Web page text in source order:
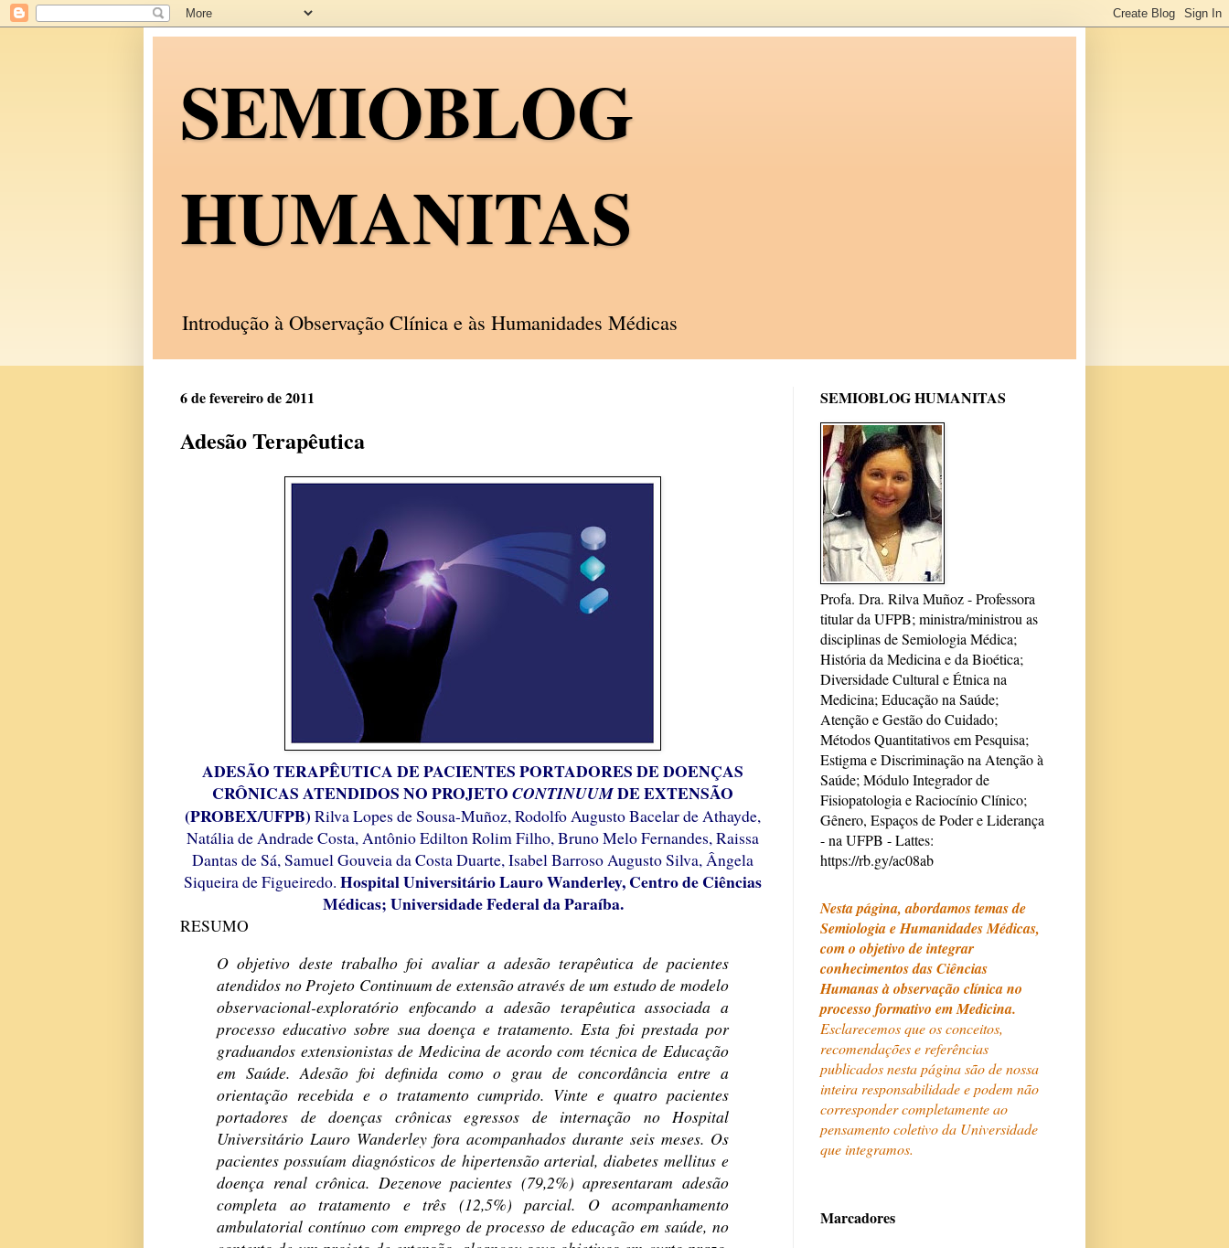
SEMIOBLOG
HUMANITAS
Introdução à Observação Clínica e às Humanidades Médicas
6 de fevereiro de 2011
Adesão Terapêutica
ADESÃO TERAPÊUTICA DE PACIENTES PORTADORES DE DOENÇAS
CRÔNICAS ATENDIDOS NO PROJETO CONTINUUMDE EXTENSÃO
(PROBEX/UFPB) Rilva Lopes de Sousa-Muñoz, Rodolfo Augusto Bacelar de Athayde,
Natália de Andrade Costa, Antônio Edilton Rolim Filho, Bruno Melo Fernandes, Raissa
Dantas de Sá, Samuel Gouveia da Costa Duarte, Isabel Barroso Augusto Silva, Ângela
Siqueira de Figueiredo. Hospital Universitário Lauro Wanderley, Centro de Ciências
Médicas; Universidade Federal da Paraíba.
RESUMO
O objetivo deste trabalho foi avaliar a adesão terapêutica de pacientes
atendidos no Projeto Continuum de extensão através de um estudo de modelo
observacional-exploratório enfocando a adesão terapêutica associada a
processo educativo sobre sua doença e tratamento. Esta foi prestada por
graduandos extensionistas de Medicina de acordo com técnica de Educação
em Saúde. Adesão foi definida como o grau de concordância entre a
orientação recebida e o tratamento cumprido. Vinte e quatro pacientes
portadores de doenças crônicas egressos de internação no Hospital
Universitário Lauro Wanderley fora acompanhados durante seis meses. Os
pacientes possuíam diagnósticos de hipertensão arterial, diabetes mellitus e
doença renal crônica. Dezenove pacientes (79,2%) apresentaram adesão
completa ao tratamento e três (12,5%) parcial. O acompanhamento
ambulatorial contínuo com emprego de processo de educação em saúde, no
SEMIOBLOG HUMANITAS
Profa. Dra. Rilva Muñoz - Professora
titular da UFPB; ministra/ministrou as
disciplinas de Semiologia Médica;
História da Medicina e da Bioética;
Diversidade Cultural e Étnica na
Medicina; Educação na Saúde;
Atenção e Gestão do Cuidado;
Métodos Quantitativos em Pesquisa;
Estigma e Discriminação na Atenção à
Saúde; Módulo Integrador de
Fisiopatologia e Raciocínio Clínico;
Gênero, Espaços de Poder e Liderança
- na UFPB - Lattes:
https://rb.gy/ac08ab
Nesta página, abordamos temas de
Semiologia e Humanidades Médicas,
com o objetivo de integrar
conhecimentos das Ciências
Humanas à observação clínica no
processo formativo em Medicina.
Esclarecemos que os conceitos,
recomendações e referências
publicados nesta página são de nossa
inteira responsabilidade e podem não
corresponder completamente ao
pensamento coletivo da Universidade
que integramos.
Marcadores